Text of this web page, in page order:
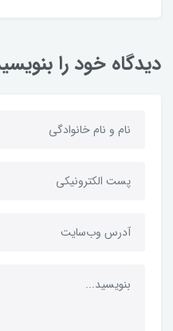
دیدگاه خود را